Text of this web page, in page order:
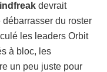
devrait
du roster
les leaders Orbit
à bloc, les
un peu juste pour